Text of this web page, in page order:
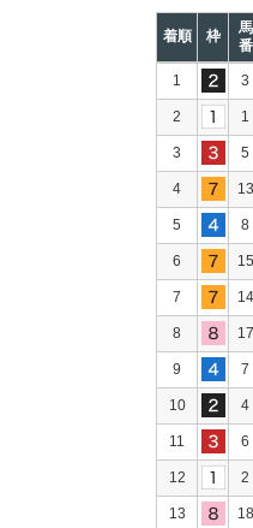
着順 枠
馬
番
1 3
2 1
3 5
4 13
5 8
6 15
7 14
8 17
9 7
10 4
11 6
12 2
13 18